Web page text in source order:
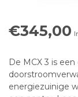
€345,00
De MCX 3 is
energiezuinige